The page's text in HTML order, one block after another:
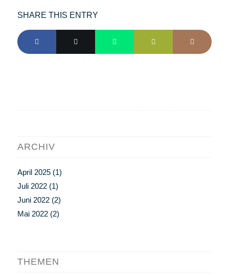
SHARE THIS ENTRY
ARCHIV
April 2025(1)
Juli 2022(1)
Juni 2022(2)
Mai 2022(2)
THEMEN